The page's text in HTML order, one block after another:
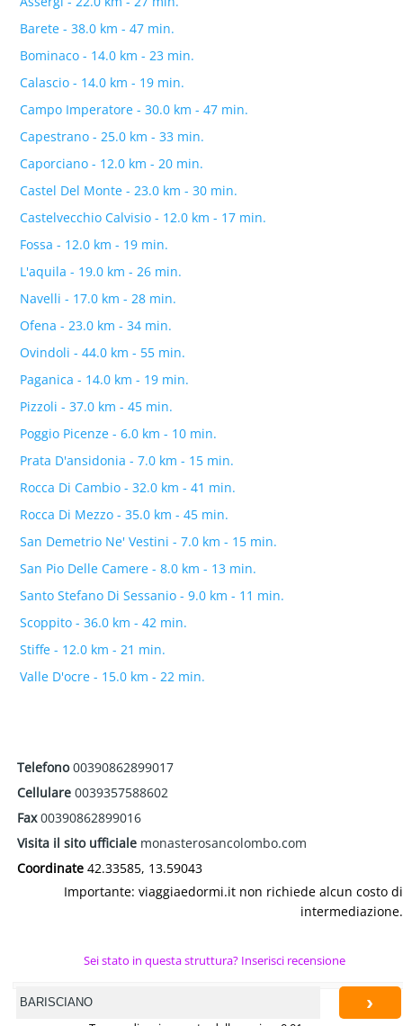
Barete - 38.0 km - 47 min.
Bominaco - 14.0 km - 23 min.
Calascio - 14.0 km - 19 min.
Campo Imperatore - 30.0 km - 47 min.
Capestrano - 25.0 km - 33 min.
Caporciano - 12.0 km - 20 min.
Castel Del Monte - 23.0 km - 30 min.
Castelvecchio Calvisio - 12.0 km - 17 min.
Fossa - 12.0 km - 19 min.
L'aquila - 19.0 km - 26 min.
Navelli - 17.0 km - 28 min.
Ofena - 23.0 km - 34 min.
Ovindoli - 44.0 km - 55 min.
Paganica - 14.0 km - 19 min.
Pizzoli - 37.0 km - 45 min.
Poggio Picenze - 6.0 km - 10 min.
Prata D'ansidonia - 7.0 km - 15 min.
Rocca Di Cambio - 32.0 km - 41 min.
Rocca Di Mezzo - 35.0 km - 45 min.
San Demetrio Ne' Vestini - 7.0 km - 15 min.
San Pio Delle Camere - 8.0 km - 13 min.
Santo Stefano Di Sessanio - 9.0 km - 11 min.
Scoppito - 36.0 km - 42 min.
Stiffe - 12.0 km - 21 min.
Valle D'ocre - 15.0 km - 22 min.
Telefono00390862899017
Cellulare 0039357588602
Fax00390862899016
Visita il sito ufficiale monasterosancolombo.com
Coordinate 42.33585, 13.59043
Importante: viaggiaedormi.it non richiede alcun costo di
intermediazione.
Sei stato in questa struttura? Inserisci recensione
›